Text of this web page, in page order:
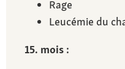
Rage
Leucémie du
15. mois :